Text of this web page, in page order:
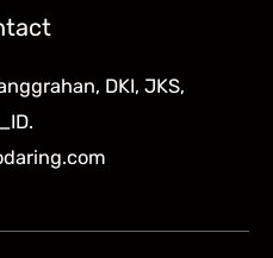
DKI, JKS,